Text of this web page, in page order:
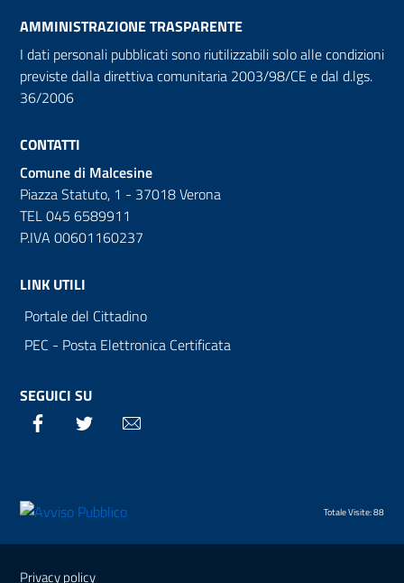
AMMINISTRAZIONE TRASPARENTE
I dati personali pubblicati sono riutilizzabili solo alle condizioni
previste dalla direttiva comunitaria 2003/98/CE e dal d.lgs.
36/2006
CONTATTI
Comune di Malcesine
Piazza Statuto, 1 - 37018 Verona
TEL 045 6589911
P.IVA 00601160237
LINK UTILI
Portale del Cittadino
PEC - Posta Elettronica Certificata
SEGUICI SU
Facebook Twitter
Totale Visite: 88
Sezione Link Utili
Privacy policy